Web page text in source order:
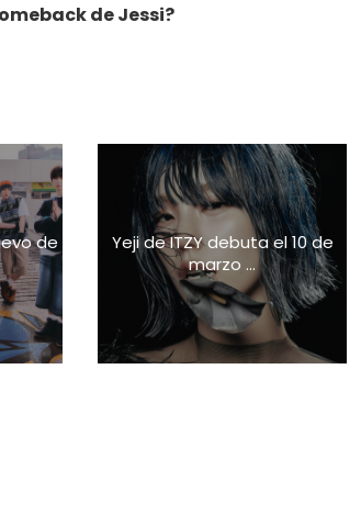
de Jessi?
de
Yeji de ITZY debuta el 10 de
marzo ...